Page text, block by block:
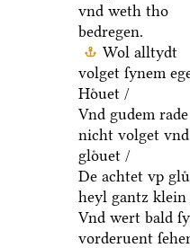
vnd weth tho
bedregen.
Wol alltydt
volget ſynem
Hoͤuet /
Vnd gudem rade
nicht volget vnd
gloͤuet /
De achtet vp
heyl gantz
Vnd wert bald
vorderuent